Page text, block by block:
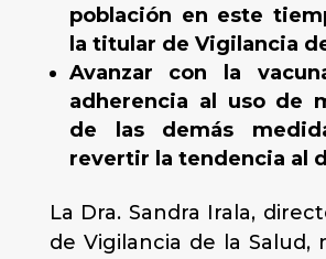
población en este
la titular de Vigilancia
Avanzar con la
adherencia al uso de
de las demás
revertir la tendencia al
La Dra. Sandra Irala,
de Vigilancia de la Salud,